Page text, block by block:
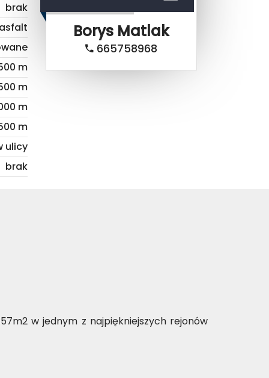
brak
asfalt
m
m
m
m
ulicy
brak
Borys Matlak
665758968
w jednym z najpiękniejszych rejonów